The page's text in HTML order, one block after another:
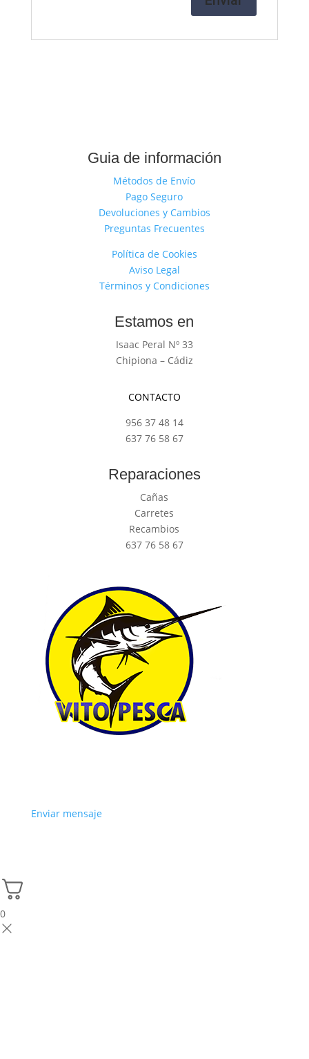
Guia de información
Métodos de Envío
Pago Seguro
Devoluciones y Cambios
Preguntas Frecuentes
Política de Cookies
Aviso Legal
Términos y Condiciones
Estamos en
Isaac Peral Nº 33
Chipiona – Cádiz
CONTACTO
956 37 48 14
637 76 58 67
Reparaciones
Cañas
Carretes
Recambios
637 76 58 67
Enviar mensaje
0